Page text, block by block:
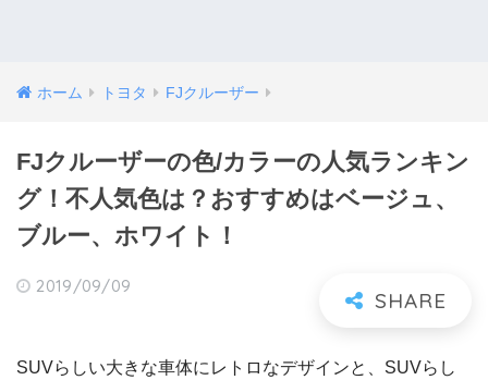
ホーム トヨタ FJクルーザー
FJクルーザーの色/カラーの人気ランキン
グ！不人気色は？おすすめはベージュ、
ブルー、ホワイト！
2019/09/09
SUVらしい大きな車体にレトロなデザインと、SUVらし